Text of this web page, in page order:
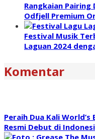
Rangkaian
Odfjell Premium
Festival Musik
Laguan 2024
Komentar
Peraih Dua Kali
Resmi Debut di